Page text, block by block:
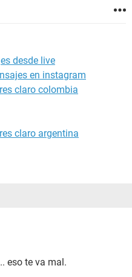
desde live
en instagram
claro colombia
claro argentina
eso te va mal.